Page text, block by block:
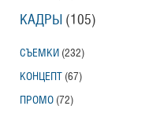
КАДРЫ (105)
СЪЕМКИ (232)
КОНЦЕПТ (67)
ПРОМО (72)